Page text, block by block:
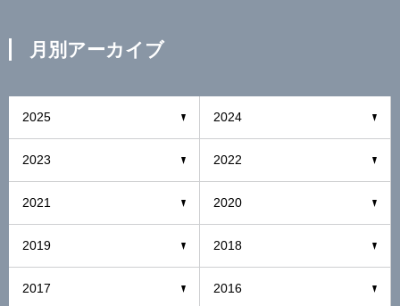
月別アーカイブ
2025 2024
2023 2022
2021 2020
2019 2018
2017 2016